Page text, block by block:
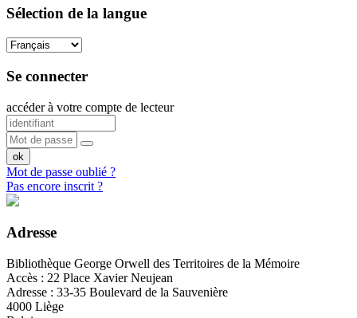
Sélection de la langue
Se connecter
accéder à votre compte de lecteur
Mot de passe oublié ?
Pas encore inscrit ?
Adresse
Bibliothèque George Orwell des Territoires de la Mémoire
Accès : 22 Place Xavier Neujean
Adresse : 33-35 Boulevard de la Sauvenière
4000 Liège